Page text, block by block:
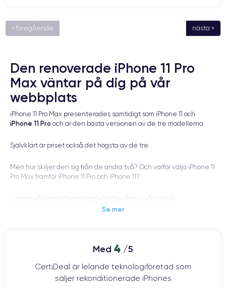
« föregående nästa »
Den renoverade iPhone 11 Pro
Max väntar på dig på vår
webbplats
iPhone 11 Pro Max presenterades samtidigt som iPhone 11 och
iPhone 11 Pro och är den bästa versionen av de tre modellerna.
Självklart är priset också det högsta av de tre.
Men hur skiljer den sig från de andra två? Och varför välja iPhone 11
Pro Max framför iPhone 11 Pro och iPhone 11?
av iPhone 11 Pro Max
Se mer
Med 4 /5
CertiDeal är lelande teknologiföretad som
säljer rekonditionerade iPhones